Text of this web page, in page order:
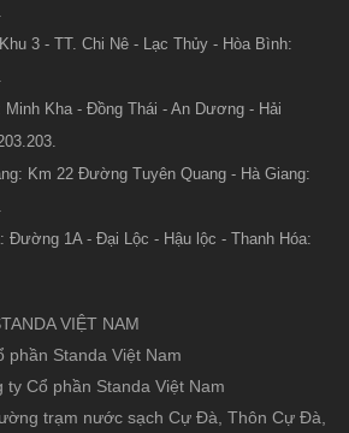
3 - TT. Chi Nê - Lạc Thủy - Hòa Bình:
Minh Kha - Đồng Thái - An Dương - Hải
Km 22 Đường Tuyên Quang - Hà Giang:
Đường 1A - Đại Lộc - Hậu lộc - Thanh Hóa:
VIỆT NAM
phần Standa Việt Nam
Cổ phần Standa Việt Nam
trạm nước sạch Cự Đà, Thôn Cự Đà,